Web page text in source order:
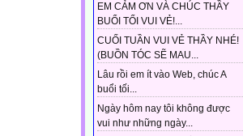
EM CẢM ƠN VÀ CHÚC THẦY
BUỔI TỐI VUI VẺ!...
CUỐI TUẦN VUI VẺ THẦY NHÉ!
(BUỒN TÓC SẼ MAU...
Lâu rồi em ít vào Web, chúc A
buổi tối...
Ngày hôm nay tôi không được
vui như những ngày...